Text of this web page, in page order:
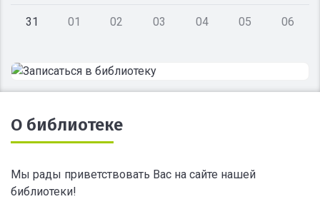
31 01 02 03 04 05 06
О библиотеке
Мы рады приветствовать Вас на сайте нашей
библиотеки!